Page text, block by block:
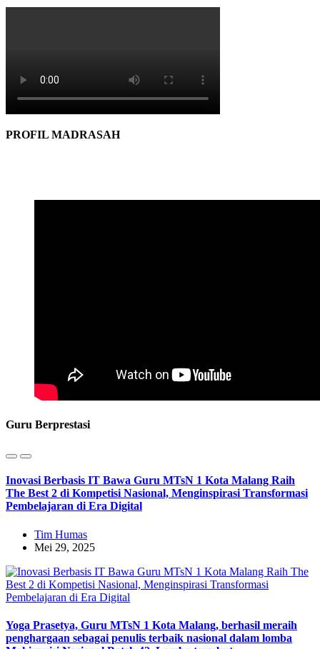
PROFIL MADRASAH
Guru Berprestasi
Inovasi Berbasis IT Bawa Guru MTsN 1 Kota Malang Raih
The Best 2 di Kompetisi Nasional, Menginspirasi Transformasi
Pembelajaran di Era Digital
Tim Humas
Mei 29, 2025
Yoga Prasetya, Guru MTsN 1 Kota Malang, berhasil meraih
penghargaan sebagai penulis terbaik nasional dalam lomba